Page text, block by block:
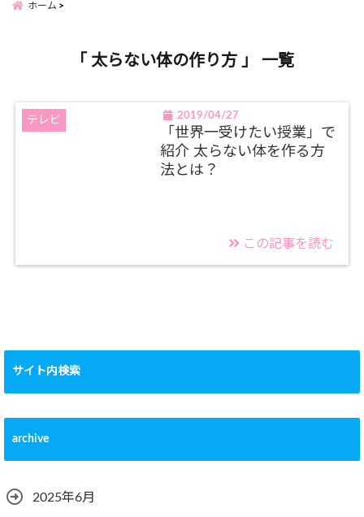
ホーム
「 太らない体の作り方 」 一覧
テレビ 2019/04/27
「世界一受けたい授業」で
紹介 太らない体を作る方
法とは？
この記事を読む
サイト内検索
archive
2025年6月